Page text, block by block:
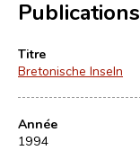
Publications
Titre
Bretonische Inseln
Année
1994